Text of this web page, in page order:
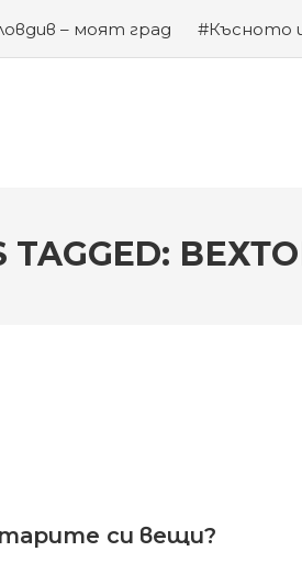
– моят град #Късното
#Хубаво местенце в Пловдив
TAGGED:
си вещи?